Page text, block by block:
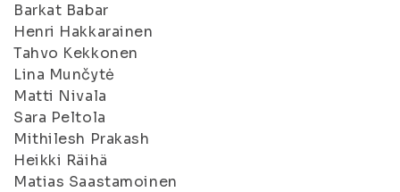
Barkat Babar
Henri Hakkarainen
Tahvo Kekkonen
Lina Munčytė
Matti Nivala
Sara Peltola
Mithilesh Prakash
Heikki Räihä
Matias Saastamoinen